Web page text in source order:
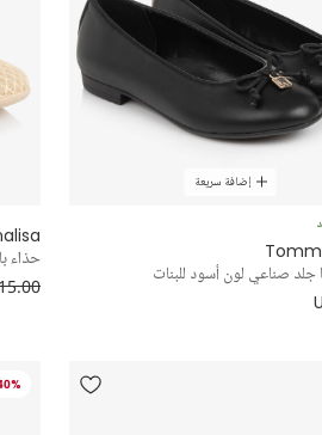
إضافة سريعة
جلد صناعي لون أسود للبنات
حذاء
OFF